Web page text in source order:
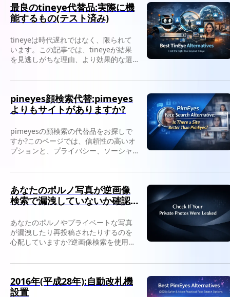
最良のtineye代替品:実際に機
能するもの(テスト済み)
tineyeは時代遅れではなく、限られて
います。この記事では、tineyeが結果
を見逃しがちな理由、より効果的な選
説明します。
pineyes顔検索代替:pimeyes
よりもサイトがありますか?
pimeyesの顔検索の代替品をお探しで
すか?このページでは、信頼性の高いオ
プションと、プライバシー、ソーシャ
に適したツールについて説明します。
あなたのポルノ写真が逆画像
検索で漏洩していないか確認
あなたのポルノやプライベートな写真
が漏洩したり再投稿されたりするのを
心配していますか?逆画像検索を使用し
所を追跡する方法については、こちら
2016年(平成28年):自動改札機
設置